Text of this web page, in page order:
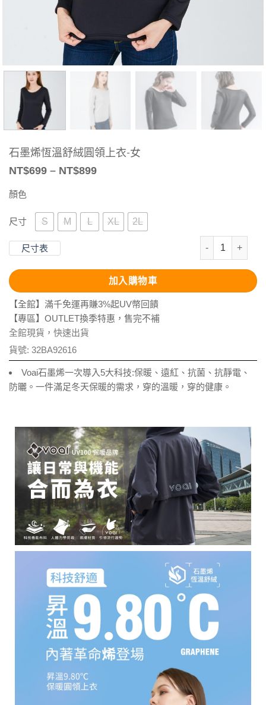
石墨烯恆溫舒絨圓領上衣-女
NT$699 – NT$899
顏色
尺寸 S M L XL 2L
尺寸表
石墨烯恆溫舒
加入購物車
【全館】滿千免運再賺3%起UV幣回饋
【專區】OUTLET換季特惠，售完不補
全館現貨，快速出貨
貨號: 32BA92616
Voai石墨烯一次導入5大科技:保暖、遠紅、抗菌、抗靜電、
防曬。一件滿足冬天保暖的需求，穿的溫暖，穿的健康。